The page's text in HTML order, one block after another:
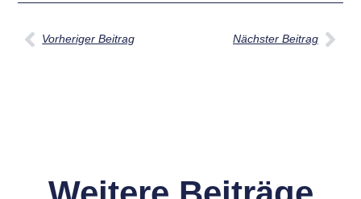
Vorheriger Beitrag Nächster Beitrag